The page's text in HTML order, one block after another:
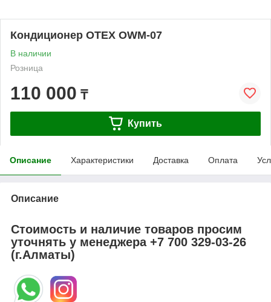
Кондиционер OTEX OWM-07
В наличии
Розница
110 000 ₸
Купить
Описание Характеристики Доставка Оплата
Описание
Стоимость и наличие товаров просим
уточнять у менеджера+7 700 329-03-26
(г.Алматы)